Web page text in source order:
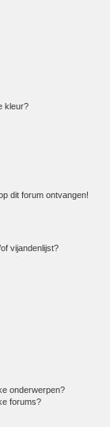
kleur?
dit forum ontvangen!
vijandenlijst?
onderwerpen?
forums?